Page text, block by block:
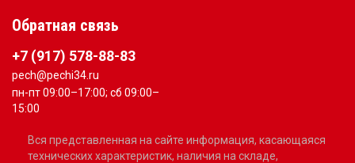
Обратная связь
+7 (917) 578-88-83
pech@pechi34.ru
пн-пт 09:00–17:00; сб 09:00–
15:00
Вся представленная на сайте информация, касающаяся
технических характеристик, наличия на складе,